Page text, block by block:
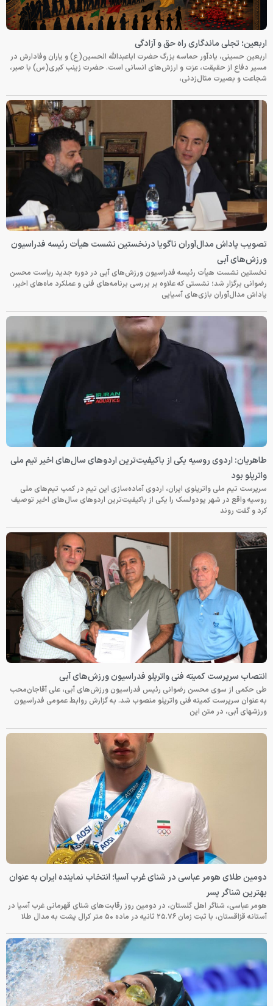
اربعین؛ تجلی ماندگاری راه حق و آزادگی
اربعین حسینی، یادآور حماسه بزرگ حضرت اباعبدالله الحسین(ع) و یاران وفادارش در
مسیر دفاع از حقیقت، عزت و ارزش‌های انسانی است. حضرت زینب کبری(س) با صبر،
شجاعت و بصیرت مثال‌زدنی،
تصویب پاداش مدال‌آوران ناگویا درنخستین نشست هیأت رئیسه فدراسیون
ورزش‌های آبی
نخستین نشست هیأت رئیسه فدراسیون ورزش‌های آبی در دوره جدید ریاست محسن
رضوانی برگزار شد؛ نشستی که علاوه بر بررسی برنامه‌های فنی و عملکرد ماه‌های اخیر،
پاداش مدال‌آوران بازی‌های آسیایی
طاهریان: اردوی روسیه یکی از باکیفیت‌ترین اردوهای سال‌های اخیر تیم ملی
واترپلو بود
سرپرست تیم ملی واترپلوی ایران، اردوی آماده‌سازی این تیم در کمپ تیم‌های ملی
روسیه واقع در شهر پودولسک را یکی از باکیفیت‌ترین اردوهای سال‌های اخیر توصیف
کرد و گفت روند
انتصاب سرپرست کمیته فنی واترپلو فدراسیون ورزش‌های آبی
طی حکمی از سوی محسن رضوانی رئیس فدراسیون ورزش‌های آبی، علی آقاجان‌محب
به عنوان سرپرست کمیته فنی واترپلو منصوب شد. به گزارش روابط عمومی فدراسیون
ورزشهای آبی، در متن این
دومین طلای هومر عباسی در شنای غرب آسیا؛ انتخاب نماینده ایران به عنوان
بهترین شناگر پسر
هومر عباسی، شناگر اهل گلستان، در دومین روز رقابت‌های شنای قهرمانی غرب آسیا در
آستانه قزاقستان، با ثبت زمان ۲۵.۷۶ ثانیه در ماده ۵۰ متر کرال پشت به مدال طلا